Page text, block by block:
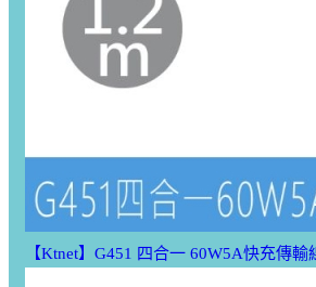
【Ktnet】G451 四合一 60W5A快充傳輸